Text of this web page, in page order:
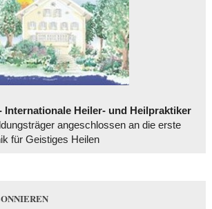
Internationale Heiler- und Heilpraktiker
angeschlossen an die erste
für Geistiges Heilen